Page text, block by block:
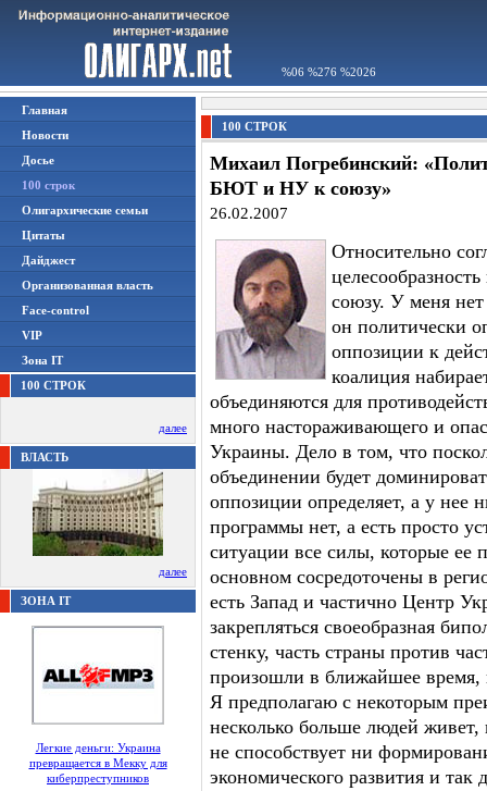
%06 %276 %2026
Главная
Новости
Досье
100 строк
Олигархические семьи
Цитаты
Дайджест
Организованная власть
Face-control
VIP
Зона IT
100 СТРОК
далее
ВЛАСТЬ
далее
ЗОНА IT
Легкие деньги: Украина
превращается в Мекку для
киберпреступников
100 СТРОК
Михаил Погребинский:
БЮТ и НУ к союзу»
26.02.2007
Относительно
союзу. У меня
он политически
оппозиции к
коалиция
объединяются для
много настораживающего и
Украины. Дело в том, что
объединении будет
оппозиции определяет, а у нее
программы нет, а есть просто
ситуации все силы, которые ее
основном сосредоточены в
есть Запад и частично Центр
закрепляться своеобразная
стенку, часть страны против
произошли в ближайшее время,
Я предполагаю с некоторым
несколько больше людей
не способствует ни
экономического развития и так